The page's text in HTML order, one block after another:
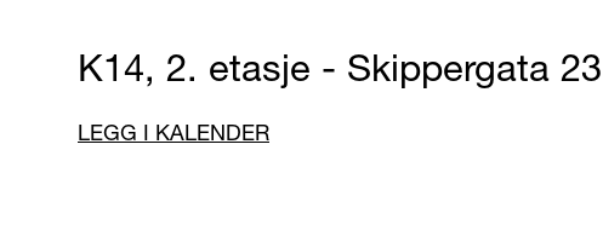
K14, 2. etasje - Skippergata 23
LEGG I KALENDER